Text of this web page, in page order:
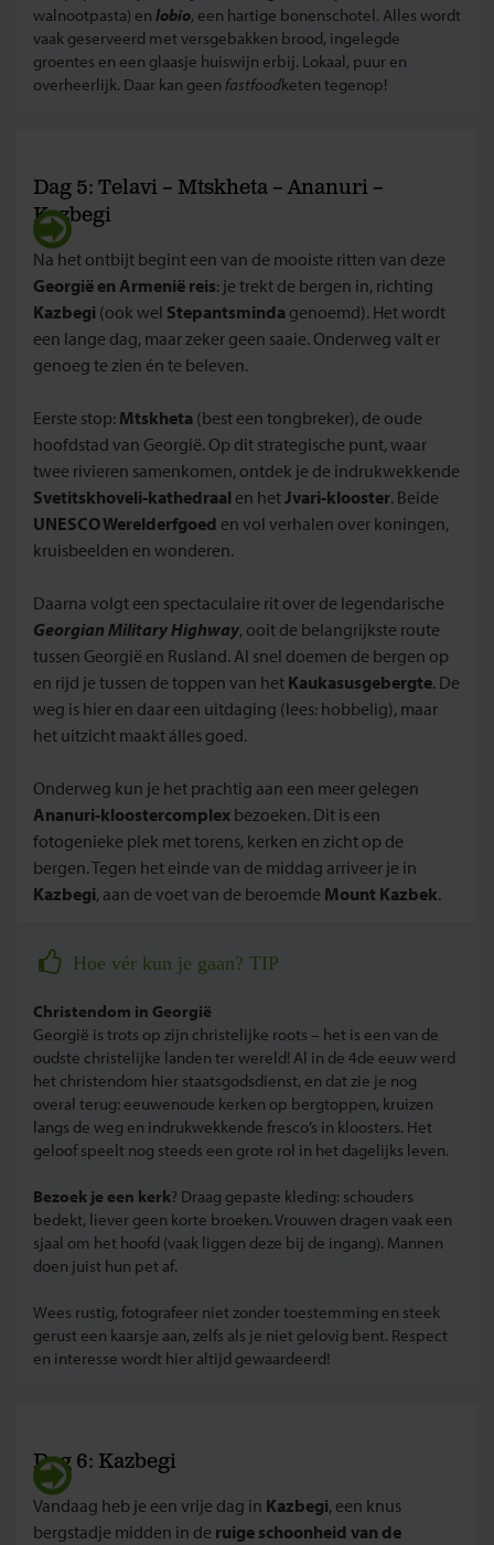
walnootpasta) en lobio, een hartige bonenschotel. Alles wordt
vaak geserveerd met versgebakken brood, ingelegde
groentes en een glaasje huiswijn erbij. Lokaal, puur en
overheerlijk. Daar kan geen fastfoodketen tegenop!
Dag 5: Telavi – Mtskheta – Ananuri –
Kazbegi
Na het ontbijt begint een van de mooiste ritten van deze
Georgië en Armenië reis: je trekt de bergen in, richting
Kazbegi (ook wel Stepantsminda genoemd). Het wordt
een lange dag, maar zeker geen saaie. Onderweg valt er
genoeg te zien én te beleven.
Eerste stop: Mtskheta (best een tongbreker), de oude
hoofdstad van Georgië. Op dit strategische punt, waar
twee rivieren samenkomen, ontdek je de indrukwekkende
Svetitskhoveli-kathedraal en hetJvari-klooster. Beide
UNESCO Werelderfgoed en vol verhalen over koningen,
kruisbeelden en wonderen.
Daarna volgt een spectaculaire rit over de legendarische
Georgian Military Highway, ooit de belangrijkste route
tussen Georgië en Rusland. Al snel doemen de bergen op
en rijd je tussen de toppen van het Kaukasusgebergte. De
weg is hier en daar een uitdaging (lees: hobbelig), maar
het uitzicht maakt álles goed.
Onderweg kun je het prachtig aan een meer gelegen
Ananuri-kloostercomplex bezoeken. Dit is een
fotogenieke plek met torens, kerken en zicht op de
bergen. Tegen het einde van de middag arriveer je in
Kazbegi, aan de voet van de beroemde Mount Kazbek.
Hoe vér kun je gaan? TIP
Christendom in Georgië
Georgië is trots op zijn christelijke roots – het is een van de
oudste christelijke landen ter wereld! Al in de 4de eeuw werd
het christendom hier staatsgodsdienst, en dat zie je nog
overal terug: eeuwenoude kerken op bergtoppen, kruizen
langs de weg en indrukwekkende fresco’s in kloosters. Het
geloof speelt nog steeds een grote rol in het dagelijks leven.
Bezoek je een kerk? Draag gepaste kleding: schouders
bedekt, liever geen korte broeken. Vrouwen dragen vaak een
sjaal om het hoofd (vaak liggen deze bij de ingang). Mannen
doen juist hun pet af.
Wees rustig, fotografeer niet zonder toestemming en steek
gerust een kaarsje aan, zelfs als je niet gelovig bent. Respect
en interesse wordt hier altijd gewaardeerd!
Dag 6: Kazbegi
Vandaag heb je een vrije dag in Kazbegi, een knus
bergstadje midden in de ruige schoonheid van de